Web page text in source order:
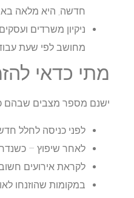
חדשה, היא מלאה
ניקיון משרדים
מחושב לפי שעת
מתי כדאי
ישנם מספר מצבים שבהם
לפני כניסה לחלל
לאחר שיפוץ –
לקראת אירועים
במקומות שהוזנחו